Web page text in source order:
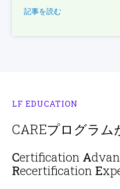
記事を読む
LF EDUCATION
CAREプログラム
Certification A
Recertification E